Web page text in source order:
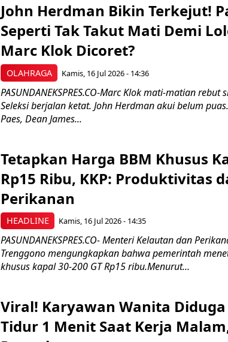
OLAHRAGA
John Herdman Bikin Terkejut!
Seperti Tak Takut Mati Demi
Marc Klok Dicoret?
Kamis, 16 Jul 2026 - 14:36
PASUNDANEKSPRES.CO-Marc Klok mati-matian
Seleksi berjalan ketat. John Herdman akui belum
Paes, Dean James...
HEADLINE
Tetapkan Harga BBM Khusus
Rp15 Ribu, KKP: Produktivitas
Perikanan
Kamis, 16 Jul 2026 - 14:35
PASUNDANEKSPRES.CO- Menteri Kelautan dan
Trenggono mengungkapkan bahwa pemerintah
khusus kapal 30-200 GT Rp15 ribu.Menurut...
Viral! Karyawan Wanita
Tidur 1 Menit Saat Kerja